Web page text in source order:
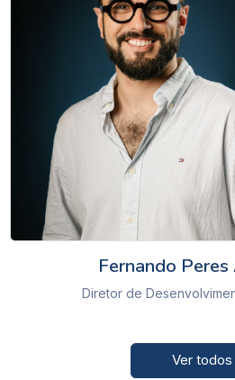
Fernando
Diretor de
Ver todos